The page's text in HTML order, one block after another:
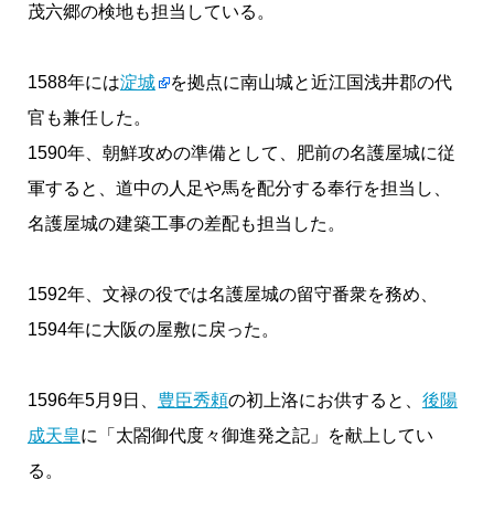
茂六郷の検地も担当している。
1588年には淀城
を拠点に南山城と近江国浅井郡の代
官も兼任した。
1590年、朝鮮攻めの準備として、肥前の名護屋城に従
軍すると、道中の人足や馬を配分する奉行を担当し、
名護屋城の建築工事の差配も担当した。
1592年、文禄の役では名護屋城の留守番衆を務め、
1594年に大阪の屋敷に戻った。
1596年5月9日、 豊臣秀頼の初上洛にお供すると、 後陽
成天皇に「太閤御代度々御進発之記」を献上してい
る。